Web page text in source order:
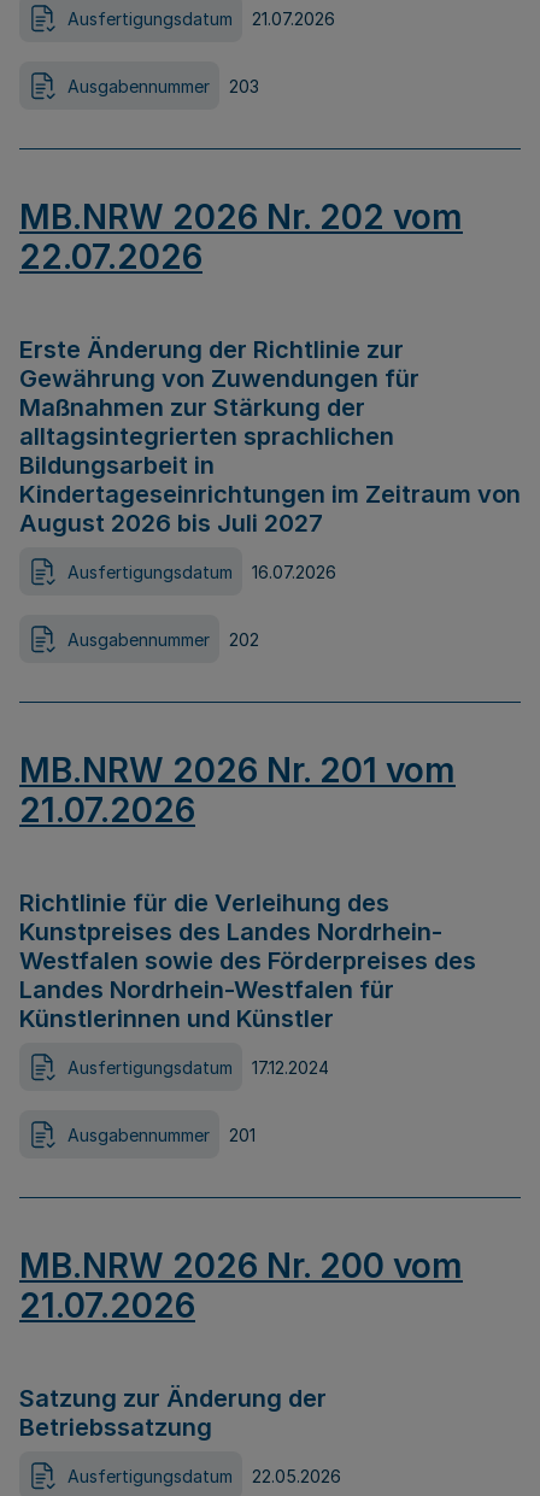
Ausfertigungsdatum 21.07.2026
Ausgabennummer 203
MB.NRW 2026 Nr. 202 vom
22.07.2026
Erste Änderung der Richtlinie zur
Gewährung von Zuwendungen für
Maßnahmen zur Stärkung der
alltagsintegrierten sprachlichen
Bildungsarbeit in
Kindertageseinrichtungen im Zeitraum von
August 2026 bis Juli 2027
Ausfertigungsdatum 16.07.2026
Ausgabennummer 202
MB.NRW 2026 Nr. 201 vom
21.07.2026
Richtlinie für die Verleihung des
Kunstpreises des Landes Nordrhein-
Westfalen sowie des Förderpreises des
Landes Nordrhein-Westfalen für
Künstlerinnen und Künstler
Ausfertigungsdatum 17.12.2024
Ausgabennummer 201
MB.NRW 2026 Nr. 200 vom
21.07.2026
Satzung zur Änderung der
Betriebssatzung
Ausfertigungsdatum 22.05.2026